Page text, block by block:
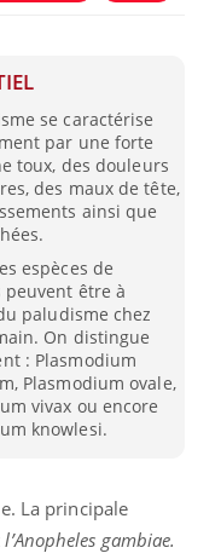
se caractérise
par une forte
toux, des douleurs
des maux de tête,
ainsi que
espèces de
peuvent être à
paludisme chez
On distingue
: Plasmodium
Plasmodium ovale,
vivax ou encore
knowlesi.
La principale
l’Anopheles gambiae.